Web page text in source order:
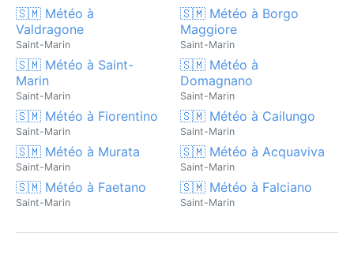
🇸🇲 Météo à
Valdragone
Saint-Marin
🇸🇲 Météo à Borgo
Maggiore
Saint-Marin
🇸🇲 Météo à Saint-
Marin
Saint-Marin
🇸🇲 Météo à
Domagnano
Saint-Marin
🇸🇲 Météo à Fiorentino
Saint-Marin
🇸🇲 Météo à Cailungo
Saint-Marin
🇸🇲 Météo à Murata
Saint-Marin
🇸🇲 Météo à Acquaviva
Saint-Marin
🇸🇲 Météo à Faetano
Saint-Marin
🇸🇲 Météo à Falciano
Saint-Marin